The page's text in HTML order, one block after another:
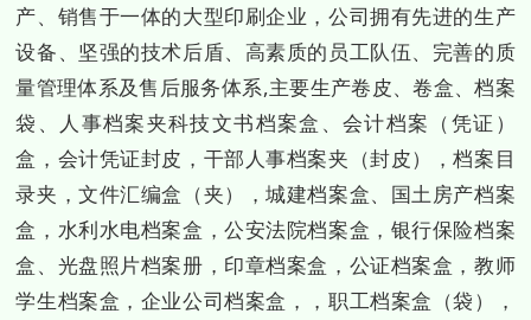
产、销售于一体的大型印刷企业，公司拥有先进的生产
设备、坚强的技术后盾、高素质的员工队伍、完善的质
量管理体系及售后服务体系,主要生产卷皮、卷盒、档案
袋、人事档案夹科技文书档案盒、会计档案（凭证）
盒，会计凭证封皮，干部人事档案夹（封皮），档案目
录夹，文件汇编盒（夹），城建档案盒、国土房产档案
盒，水利水电档案盒，公安法院档案盒，银行保险档案
盒、光盘照片档案册，印章档案盒，公证档案盒，教师
学生档案盒，企业公司档案盒，，职工档案盒（袋），